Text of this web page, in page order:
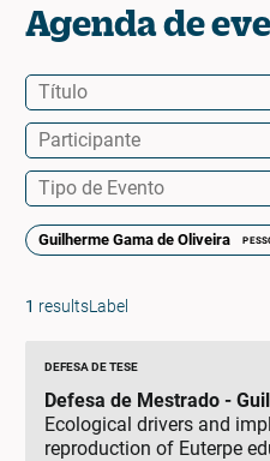
Agenda de
Guilherme Gama de Oliveira
1 resultsLabel
DEFESA DE TESE
Defesa de Mestrado -
Ecological drivers and
reproduction of Euterpe